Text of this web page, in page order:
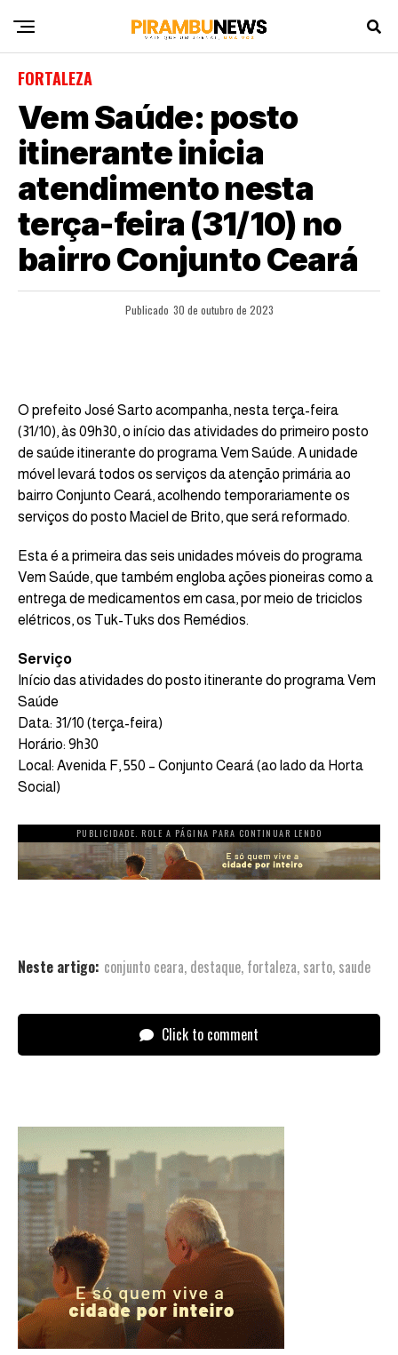
FORTALEZA
Vem Saúde: posto
itinerante inicia
atendimento nesta
terça-feira (31/10) no
bairro Conjunto Ceará
Publicado 30 de outubro de 2023
O prefeito José Sarto acompanha, nesta terça-feira
(31/10), às 09h30, o início das atividades do primeiro posto
de saúde itinerante do programa Vem Saúde. A unidade
móvel levará todos os serviços da atenção primária ao
bairro Conjunto Ceará, acolhendo temporariamente os
serviços do posto Maciel de Brito, que será reformado.
Esta é a primeira das seis unidades móveis do programa
Vem Saúde, que também engloba ações pioneiras como a
entrega de medicamentos em casa, por meio de triciclos
elétricos, os Tuk-Tuks dos Remédios.
Serviço
Início das atividades do posto itinerante do programa Vem
Saúde
Data: 31/10 (terça-feira)
Horário: 9h30
Local: Avenida F, 550 – Conjunto Ceará (ao lado da Horta
Social)
PUBLICIDADE. ROLE A PÁGINA PARA CONTINUAR LENDO
Neste artigo: conjunto ceara, destaque, fortaleza, sarto, saude
Click to comment